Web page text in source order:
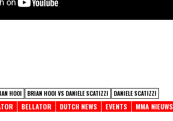
HOOI BRIAN HOOI VS DANIELE SCATIZZI DANIELE SCATIZZI
BELLATOR DUTCH NEWS EVENTS MMA NIEUWS